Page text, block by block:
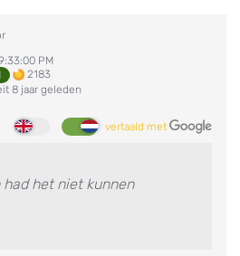
PM
2183
8 jaar geleden
vertaald met
het niet kunnen